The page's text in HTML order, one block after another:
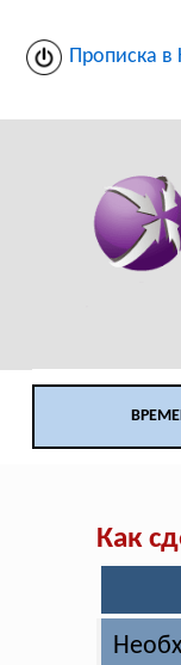
Прописка в
Как